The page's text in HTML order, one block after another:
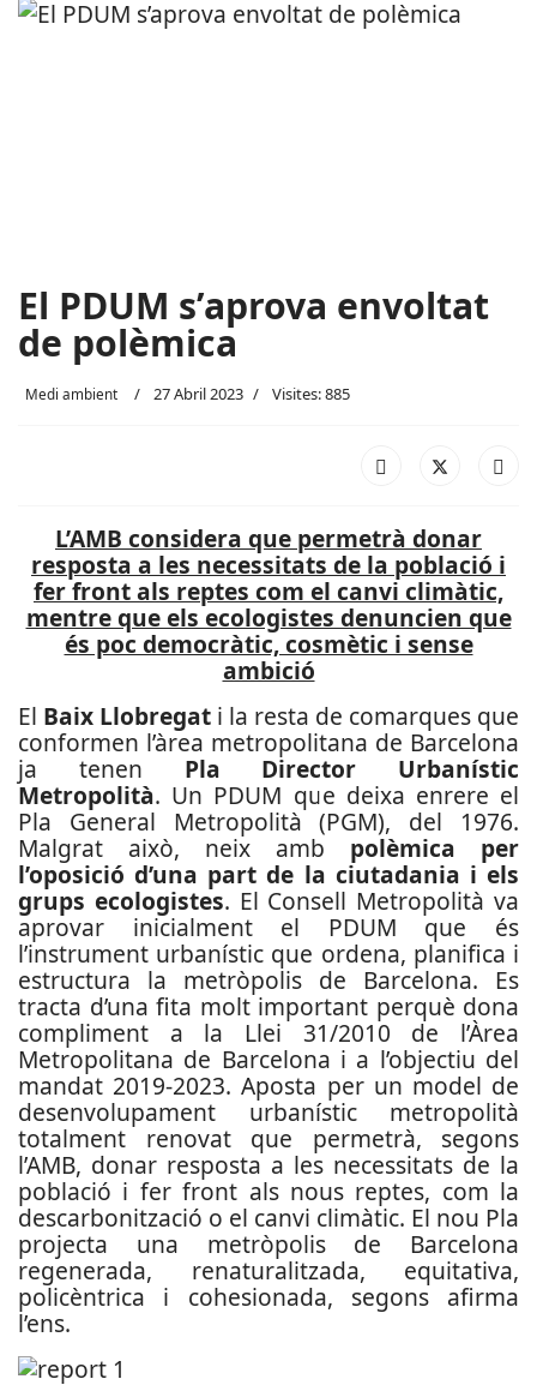
El PDUM s’aprova envoltat
de polèmica
Medi ambient 27 Abril 2023 Visites: 885
L’AMB considera que permetrà donar
resposta a les necessitats de la població i
fer front als reptes com el canvi climàtic,
mentre que els ecologistes denuncien que
és poc democràtic, cosmètic i sense
ambició
El Baix Llobregat i la resta de comarques que
conformen l’àrea metropolitana de Barcelona
ja tenen Pla Director Urbanístic
Metropolità. Un PDUM que deixa enrere el
Pla General Metropolità (PGM), del 1976.
Malgrat això, neix amb polèmica per
l’oposició d’una part de la ciutadania i els
grups ecologistes. El Consell Metropolità va
aprovar inicialment el PDUM que és
l’instrument urbanístic que ordena, planifica i
estructura la metròpolis de Barcelona. Es
tracta d’una fita molt important perquè dona
compliment a la Llei 31/2010 de l’Àrea
Metropolitana de Barcelona i a l’objectiu del
mandat 2019-2023. Aposta per un model de
desenvolupament urbanístic metropolità
totalment renovat que permetrà, segons
l’AMB, donar resposta a les necessitats de la
població i fer front als nous reptes, com la
descarbonització o el canvi climàtic. El nou Pla
projecta una metròpolis de Barcelona
regenerada, renaturalitzada, equitativa,
policèntrica i cohesionada, segons afirma
l’ens.